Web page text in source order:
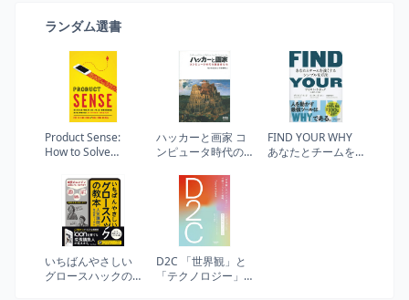
ランダム選書
Product Sense:
How to Solve
PM, Ace Your
Interviews, and
Get Your Next Job
in Product
Management
ハッカーと画家 コ
ンピュータ時代の
FIND YOUR WHY
あなたとチームを
いちばんやさしい
グロースハックの
D2C 「世界観」と
「テクノロジー」